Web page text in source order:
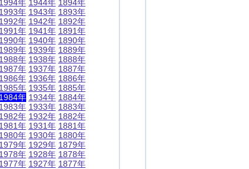
1994年
1993年
1992年
1991年
1990年
1989年
1988年
1987年
1986年
1985年
1984年
1983年
1982年
1981年
1980年
1979年
1978年
1977年
1944年
1943年
1942年
1941年
1940年
1939年
1938年
1937年
1936年
1935年
1934年
1933年
1932年
1931年
1930年
1929年
1928年
1927年
1894年
1893年
1892年
1891年
1890年
1889年
1888年
1887年
1886年
1885年
1884年
1883年
1882年
1881年
1880年
1879年
1878年
1877年